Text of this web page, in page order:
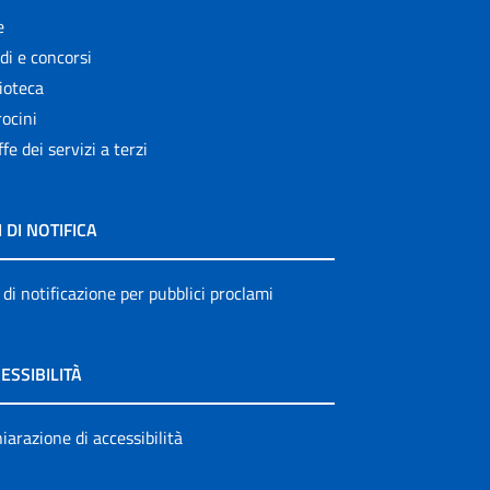
e concorsi
dei servizi a terzi
DI NOTIFICA
notificazione per pubblici proclami
di accessibilità